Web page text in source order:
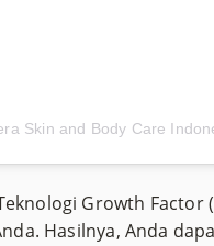
Growth Factor
Hasilnya, Anda